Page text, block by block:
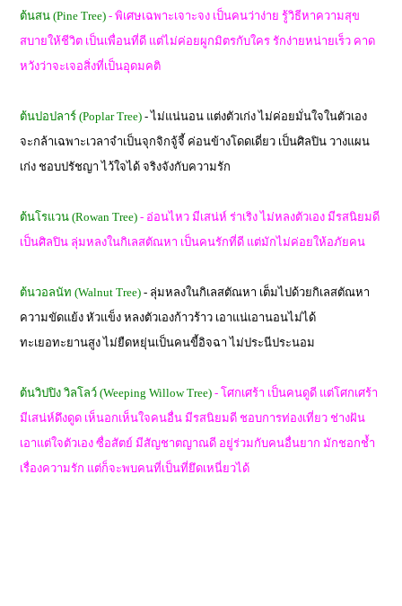
ต้นสน (Pine Tree)- พิเศษเฉพาะเจาะจง เป็นคนว่าง่าย รู้วิธีหาความสุข
สบายให้ชีวิต เป็นเพื่อนที่ดี แต่ไม่ค่อยผูกมิตรกับใคร รักง่ายหน่ายเร็ว คาด
หวังว่าจะเจอสิ่งที่เป็นอุดมคติ
ต้นปอปลาร์ (Poplar Tree)- ไม่แน่นอน แต่งตัวเก่ง ไม่ค่อยมั่นใจในตัวเอง
จะกล้าเฉพาะเวลาจำเป็นจุกจิกจู้จี้ ค่อนข้างโดดเดี่ยว เป็นศิลปิน วางแผน
เก่ง ชอบปรัชญา ไว้ใจได้ จริงจังกับความรัก
ต้นโรแวน (Rowan Tree)- อ่อนไหว มีเสน่ห์ ร่าเริง ไม่หลงตัวเอง มีรสนิยมดี
เป็นศิลปิน ลุ่มหลงในกิเลสตัณหา เป็นคนรักที่ดี แต่มักไม่ค่อยให้อภัยคน
ต้นวอลนัท (Walnut Tree)- ลุ่มหลงในกิเลสตัณหา เต็มไปด้วยกิเลสตัณหา
ความขัดแย้ง หัวแข็ง หลงตัวเองก้าวร้าว เอาแน่เอานอนไม่ได้
ทะเยอทะยานสูง ไม่ยืดหยุ่นเป็นคนขี้อิจฉา ไม่ประนีประนอม
ต้นวิปปิง วิลโลว์ (Weeping Willow Tree)- โศกเศร้า เป็นคนดูดี แต่โศกเศร้า
มีเสน่ห์ดึงดูด เห็นอกเห็นใจคนอื่น มีรสนิยมดี ชอบการท่องเที่ยว ช่างฝัน
เอาแต่ใจตัวเอง ซื่อสัตย์ มีสัญชาตญาณดี อยู่ร่วมกับคนอื่นยาก มักชอกช้ำ
เรื่องความรัก แต่ก็จะพบคนที่เป็นที่ยึดเหนี่ยวได้